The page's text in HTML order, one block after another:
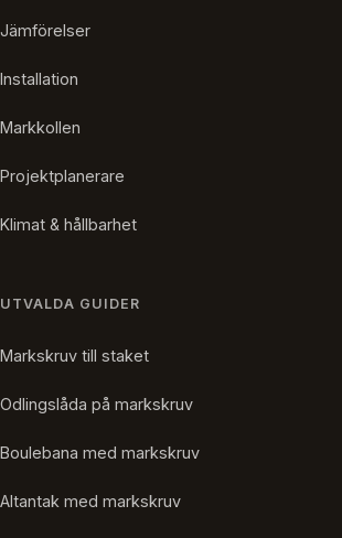
Jämförelser
Installation
Markkollen
Projektplanerare
Klimat & hållbarhet
UTVALDA GUIDER
Markskruv till staket
Odlingslåda på markskruv
Boulebana med markskruv
Altantak med markskruv